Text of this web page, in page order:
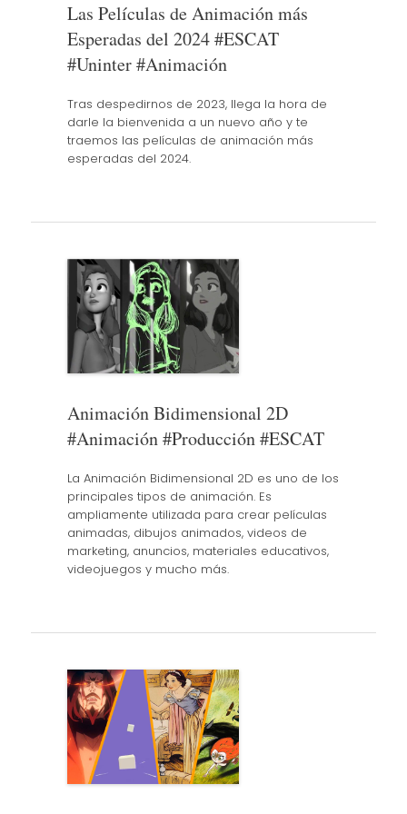
Las Películas de Animación más
Esperadas del 2024 #ESCAT
#Uninter #Animación
Tras despedirnos de 2023, llega la hora de
darle la bienvenida a un nuevo año y te
traemos las películas de animación más
esperadas del 2024.
Animación Bidimensional 2D
#Animación #Producción #ESCAT
La Animación Bidimensional 2D es uno de los
principales tipos de animación. Es
ampliamente utilizada para crear películas
animadas, dibujos animados, videos de
marketing, anuncios, materiales educativos,
videojuegos y mucho más.